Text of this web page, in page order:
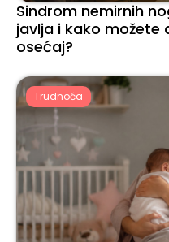
Sindrom nemirnih
javlja i kako možete
osećaj?
Trudnoća